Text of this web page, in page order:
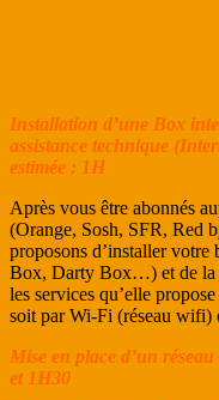
Installation d’une Box
assistance technique
estimée : 1H
Après vous être abonnés
(Orange, Sosh, SFR, Red
proposons d’installer
Box, Darty Box…) et de la
les services qu’elle
soit par Wi-Fi (réseau wifi)
Mise en place d’un
et 1H30